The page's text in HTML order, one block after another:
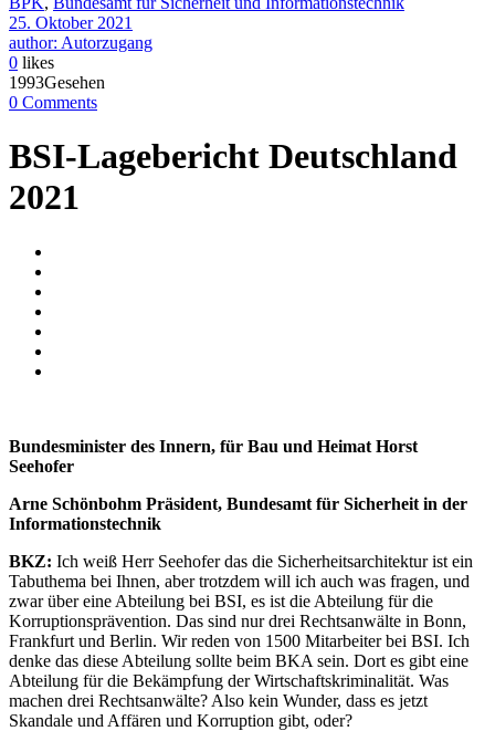
25. Oktober 2021
author: Autorzugang
0 likes
1993Gesehen
0 Comments
BSI-Lagebericht Deutschland
2021
Bundesminister des Innern, für Bau und Heimat Horst
Seehofer
Arne Schönbohm Präsident, Bundesamt für Sicherheit in der
Informationstechnik
BKZ: Ich weiß Herr Seehofer das die Sicherheitsarchitektur ist ein
Tabuthema bei Ihnen, aber trotzdem will ich auch was fragen, und
zwar über eine Abteilung bei BSI, es ist die Abteilung für die
Korruptionsprävention. Das sind nur drei Rechtsanwälte in Bonn,
Frankfurt und Berlin. Wir reden von 1500 Mitarbeiter bei BSI. Ich
denke das diese Abteilung sollte beim BKA sein. Dort es gibt eine
Abteilung für die Bekämpfung der Wirtschaftskriminalität. Was
machen drei Rechtsanwälte? Also kein Wunder, dass es jetzt
Skandale und Affären und Korruption gibt, oder?